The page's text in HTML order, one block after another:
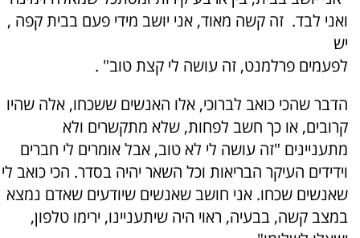
ואני לבד. זה קשה מאוד, אני יושב מידי פעם בבית קפה ,
יש
לפעמים פרלמנט, זה עושה לי קצת טוב" .
הדבר שהכי כואב לברוכי, אלו האנשים ששכחו, אלה שהיו
קרובים, או כך חשב לפחות, שלא מתקשרים ולא
מתעניינים "זה עושה לי לא טוב, אבל אומרים לי חברים
וידידים העיקר הבריאות וכל השאר יהיה בסדר. הכי כואב לי
שאנשים שכחו. אני חושב שאנשים שיודעים שאדם נמצא
במצב קשה, בבעיה, ראוי היה שיתעניינו, ירימו טלפון,